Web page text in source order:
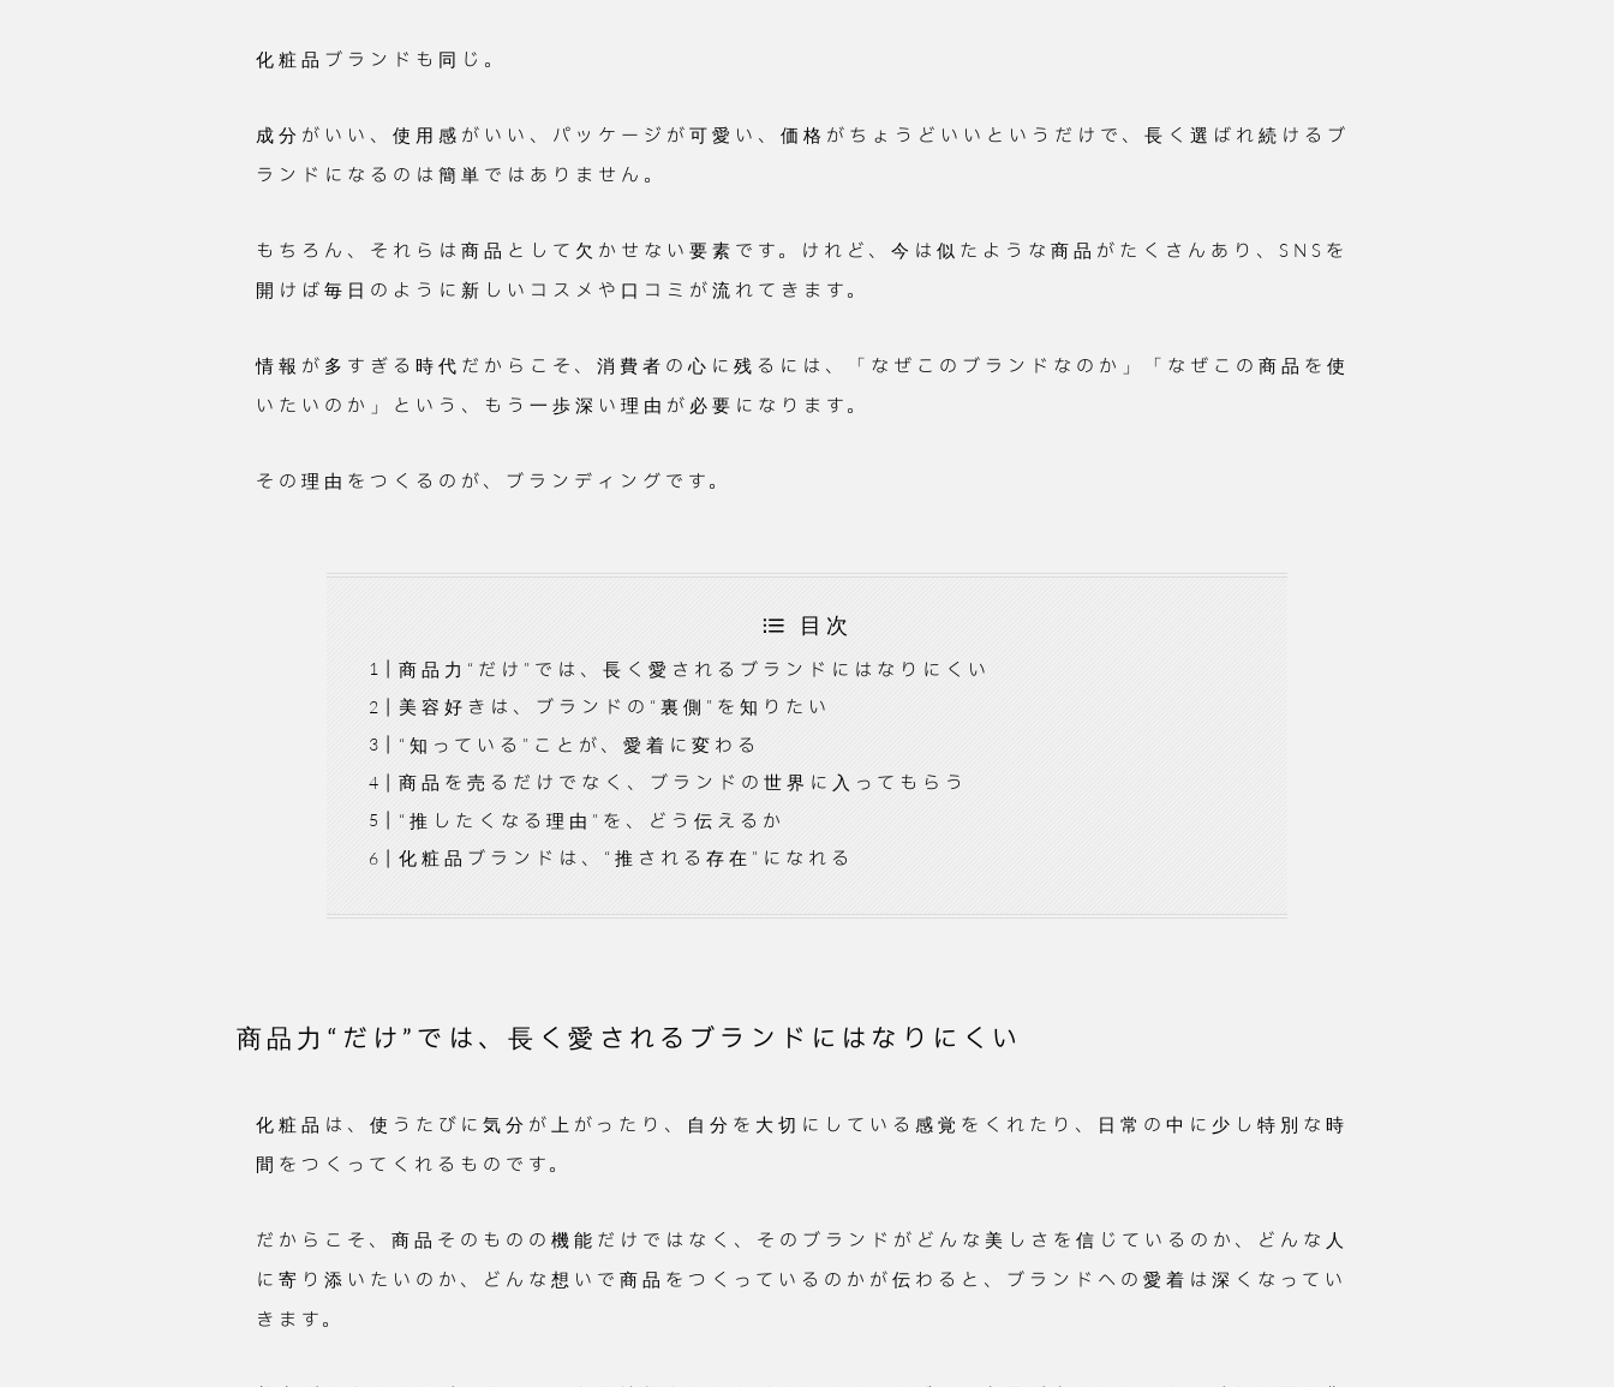
化粧品ブランドも同じ。
成分がいい、使用感がいい、パッケージが可愛い、価格がちょうどいいというだけで、長く選ばれ続けるブ
ランドになるのは簡単ではありません。
もちろん、それらは商品として欠かせない要素です。けれど、今は似たような商品がたくさんあり、SNSを
開けば毎日のように新しいコスメや口コミが流れてきます。
情報が多すぎる時代だからこそ、消費者の心に残るには、「なぜこのブランドなのか」「なぜこの商品を使
いたいのか」という、もう一歩深い理由が必要になります。
その理由をつくるのが、ブランディングです。
目次
商品力“だけ”では、長く愛されるブランドにはなりにくい
美容好きは、ブランドの“裏側”を知りたい
“知っている”ことが、愛着に変わる
商品を売るだけでなく、ブランドの世界に入ってもらう
“推したくなる理由”を、どう伝えるか
化粧品ブランドは、“推される存在”になれる
商品力“だけ”では、長く愛されるブランドにはなりにくい
化粧品は、使うたびに気分が上がったり、自分を大切にしている感覚をくれたり、日常の中に少し特別な時
間をつくってくれるものです。
だからこそ、商品そのものの機能だけではなく、そのブランドがどんな美しさを信じているのか、どんな人
に寄り添いたいのか、どんな想いで商品をつくっているのかが伝わると、ブランドへの愛着は深くなってい
きます。